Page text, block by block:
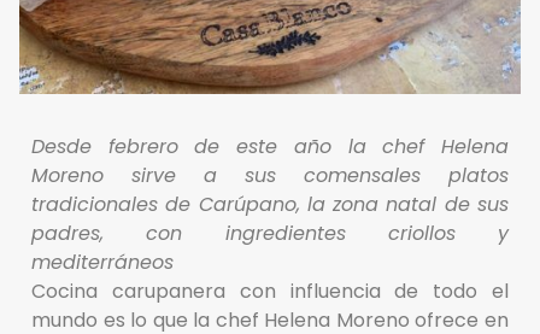
Desde febrero de este año la chef Helena
Moreno sirve a sus comensales platos
tradicionales de Carúpano, la zona natal de sus
padres, con ingredientes criollos y
mediterráneos
Cocina carupanera con influencia de todo el
mundo es lo que la chef Helena Moreno ofrece en